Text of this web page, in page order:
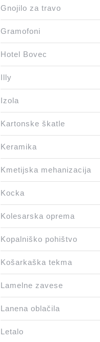
Gnojilo za travo
Gramofoni
Hotel Bovec
Illy
Izola
Kartonske škatle
Keramika
Kmetijska mehanizacija
Kocka
Kolesarska oprema
Kopalniško pohištvo
Košarkaška tekma
Lamelne zavese
Lanena oblačila
Letalo